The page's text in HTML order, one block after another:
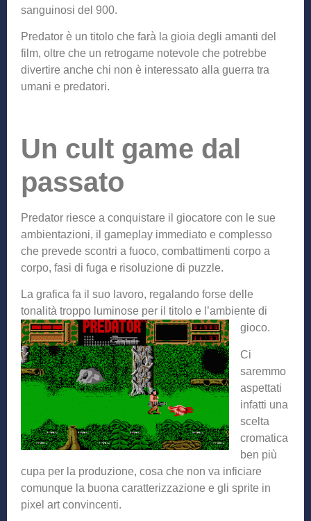
sanguinosi del 900.
Predator è un titolo che farà la gioia degli amanti del
film, oltre che un retrogame notevole che potrebbe
divertire anche chi non è interessato alla guerra tra
umani e predatori.
Un cult game dal
passato
Predator riesce a conquistare il giocatore con le sue
ambientazioni, il gameplay immediato e complesso
che prevede scontri a fuoco, combattimenti corpo a
corpo, fasi di fuga e risoluzione di puzzle.
La grafica fa il suo lavoro, regalando forse delle
tonalità troppo luminose per il titolo e l’ambiente di
gioco.
Ci
saremmo
aspettati
infatti una
scelta
cromatica
ben più
cupa per la produzione, cosa che non va inficiare
comunque la buona caratterizzazione e gli sprite in
pixel art convincenti.